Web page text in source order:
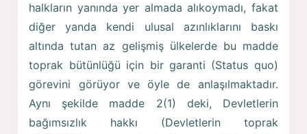
halkların yanında yer almada alıkoymadı, fakat
diğer yanda kendi ulusal azınlıklarını baskı
altında tutan az gelişmiş ülkelerde bu madde
toprak bütünlüğü için bir garanti (Status quo)
görevini görüyor ve öyle de anlaşılmaktadır.
Aynı şekilde madde 2(1) deki, Devletlerin
bağımsızlık hakkı (Devletlerin toprak